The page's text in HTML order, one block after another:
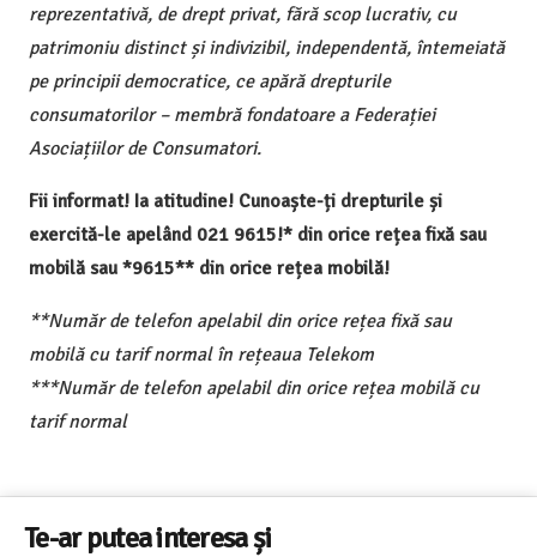
reprezentativă, de drept privat, fără scop lucrativ, cu
patrimoniu distinct și indivizibil, independentă, întemeiată
pe principii democratice, ce apără drepturile
consumatorilor – membră fondatoare a Federației
Asociațiilor de Consumatori.
Fii informat! Ia atitudine! Cunoaște-ți drepturile și
exercită-le apelând 021 9615!* din orice rețea fixă sau
mobilă sau *9615** din orice rețea mobilă!
**Număr de telefon apelabil din orice rețea fixă sau
mobilă cu tarif normal în rețeaua Telekom
***Număr de telefon apelabil din orice rețea mobilă cu
tarif normal
Te-ar putea interesa și